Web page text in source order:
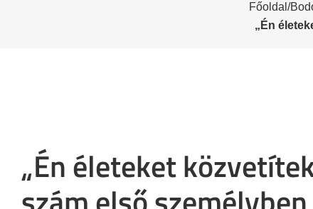
Főoldal /
„Én
„Én életeket